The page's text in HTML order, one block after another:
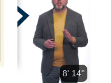
8' 14''